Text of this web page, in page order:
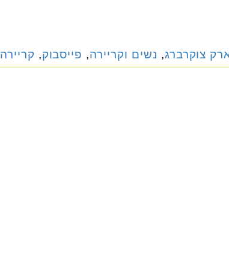
צוקרברג, נשים וקריירה, פייסבוק, קריירה